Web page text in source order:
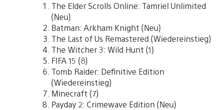
The Elder Scrolls Online: Tamriel Unlimited
(Neu)
Batman: Arkham Knight (Neu)
The Last of Us Remastered (Wiedereinstieg)
The Witcher 3: Wild Hunt (1)
FIFA 15 (8)
Tomb Raider: Definitive Edition
(Wiedereinstieg)
Minecraft (7)
Payday 2: Crimewave Edition (Neu)